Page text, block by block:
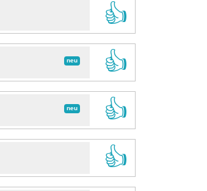
👍
neu
👍
neu
👍
👍